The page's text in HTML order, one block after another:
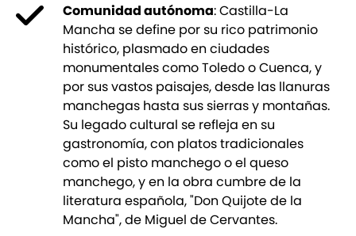
Comunidad autónoma: Castilla-La
Mancha se define por su rico patrimonio
histórico, plasmado en ciudades
monumentales como Toledo o Cuenca, y
por sus vastos paisajes, desde las llanuras
manchegas hasta sus sierras y montañas.
Su legado cultural se refleja en su
gastronomía, con platos tradicionales
como el pisto manchego o el queso
manchego, y en la obra cumbre de la
literatura española, "Don Quijote de la
Mancha", de Miguel de Cervantes.